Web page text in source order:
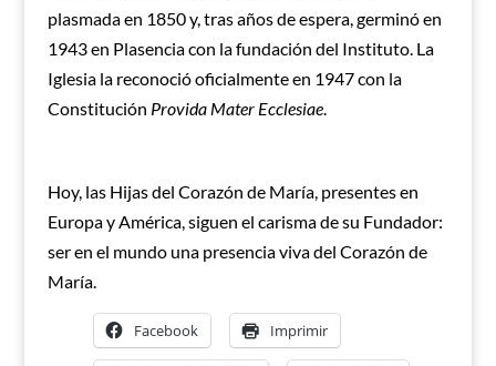
plasmada en 1850 y, tras años de espera, germinó en
1943 en Plasencia con la fundación del Instituto. La
Iglesia la reconoció oficialmente en 1947 con la
Constitución Provida Mater Ecclesiae.
Hoy, las Hijas del Corazón de María, presentes en
Europa y América, siguen el carisma de su Fundador:
ser en el mundo una presencia viva del Corazón de
María.
Facebook Imprimir